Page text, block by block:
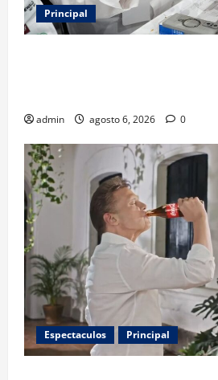
Principal
admin agosto 6, 2026 0
Espectaculos Principal